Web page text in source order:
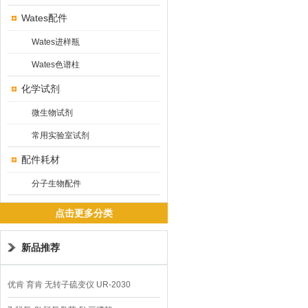
Wates配件
Wates进样瓶
Wates色谱柱
化学试剂
微生物试剂
常用实验室试剂
配件耗材
分子生物配件
点击更多分类
新品推荐
优肯 育肯 无转子硫变仪 UR-2030